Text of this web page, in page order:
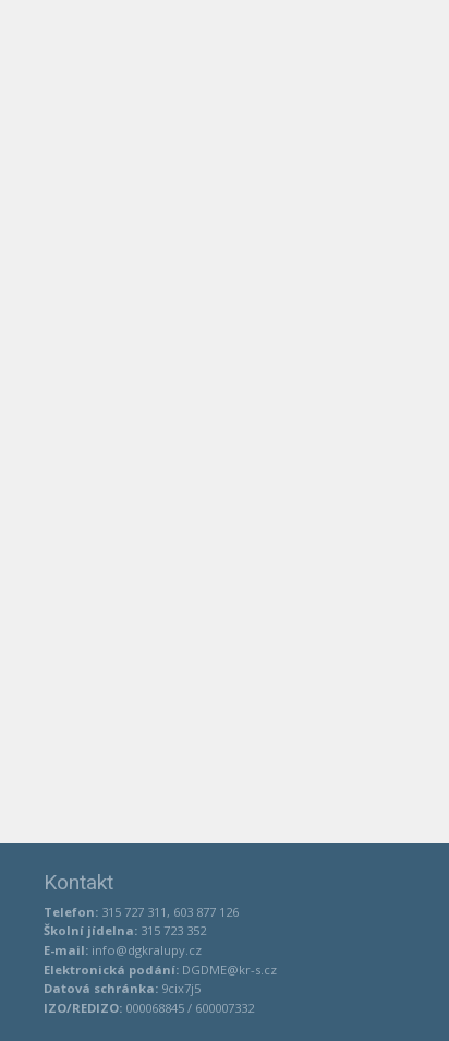
Kontakt
Telefon: 315 727 311, 603 877 126
Školní jídelna: 315 723 352
E-mail: info@dgkralupy.cz
Elektronická podání: DGDME@kr-s.cz
Datová schránka: 9cix7j5
IZO/REDIZO: 000068845 / 600007332